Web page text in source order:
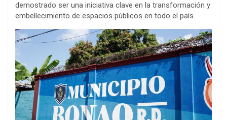
demostrado ser una iniciativa clave en la transformación y
embellecimiento de espacios públicos en todo el país.